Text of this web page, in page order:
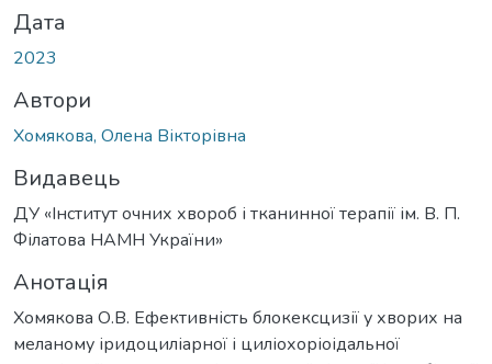
Дата
2023
Автори
Хомякова, Олена Вікторівна
Видавець
ДУ «Інститут очних хвороб і тканинної терапії ім. В. П.
Філатова НАМН України»
Анотація
Хомякова О.В. Ефективність блокексцизії у хворих на
меланому іридоциліарної і циліохоріоідальної